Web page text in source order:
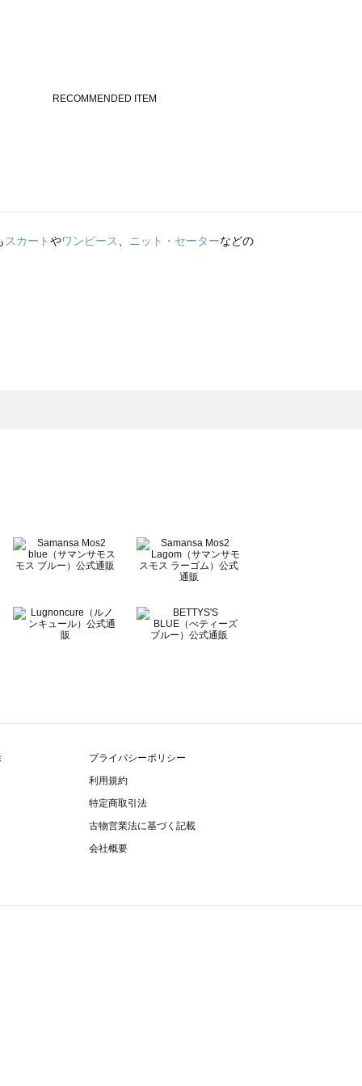
スカートやワンピース ニット・セーターなどの
プライバシーポリシー
利用規約
特定商取引法
古物営業法に基づく記載
会社概要